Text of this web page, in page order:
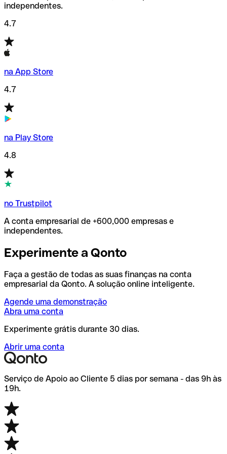
independentes.
4.7
na App Store
4.7
na Play Store
4.8
no Trustpilot
A conta empresarial de +600,000 empresas e
independentes.
Experimente a Qonto
Faça a gestão de todas as suas finanças na conta
empresarial da Qonto. A solução online inteligente.
Agende uma demonstração
Abra uma conta
Experimente grátis durante 30 dias.
Abrir uma conta
Serviço de Apoio ao Cliente 5 dias por semana - das 9h às
19h.